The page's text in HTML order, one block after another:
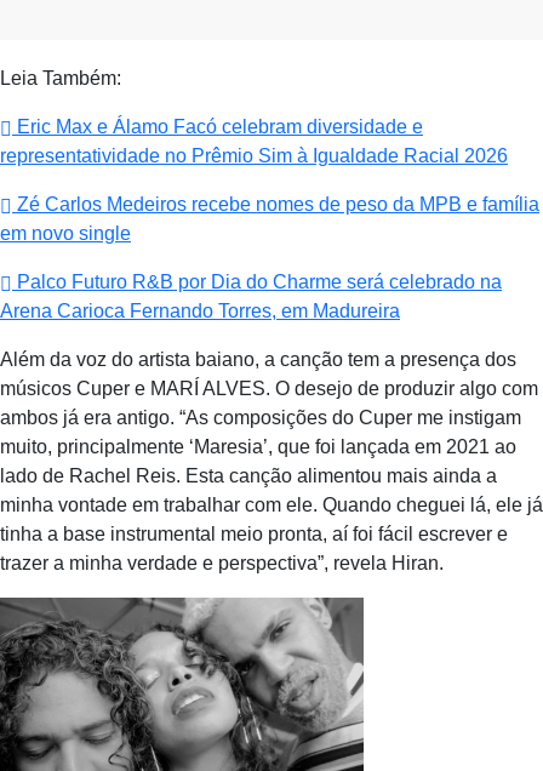
Leia Também:
Eric Max e Álamo Facó celebram diversidade e
representatividade no Prêmio Sim à Igualdade Racial 2026
Zé Carlos Medeiros recebe nomes de peso da MPB e família
em novo single
Palco Futuro R&B por Dia do Charme será celebrado na
Arena Carioca Fernando Torres, em Madureira
Além da voz do artista baiano, a canção tem a presença dos
músicos Cuper e MARÍ ALVES. O desejo de produzir algo com
ambos já era antigo. “As composições do Cuper me instigam
muito, principalmente ‘Maresia’, que foi lançada em 2021 ao
lado de Rachel Reis. Esta canção alimentou mais ainda a
minha vontade em trabalhar com ele. Quando cheguei lá, ele já
tinha a base instrumental meio pronta, aí foi fácil escrever e
trazer a minha verdade e perspectiva”, revela Hiran.